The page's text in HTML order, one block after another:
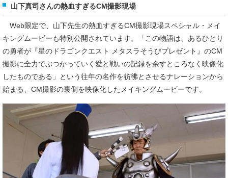
山下真司さんの熱血すぎるCM撮影現場
Web限定で、山下先生の熱血すぎるCM撮影現場スペシャル・メイ
キングムービーも特別公開されています。「この物語は、あるひとり
の勇者が『星のドラゴンクエスト メタスラそうびプレゼント』のCM
撮影に全力でぶつかっていく愛と戦いの記録を余すところなく映像化
したものである」という往年の名作を彷彿とさせるナレーションから
始まる、CM撮影の裏側を映像化したメイキングムービーです。